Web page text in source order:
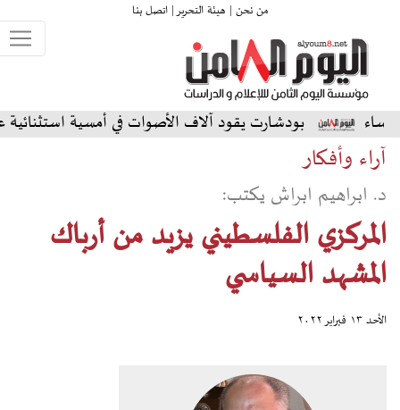
من نحن | هيئة التحرير |اتصل بنا
يقود آلاف الأصوات في أمسية استثنائية على المسرح
آراء وأفكار
د. ابراهيم ابراش يكتب:
المركزي الفلسطيني يزيد من أرباك
المشهد السياسي
الأحد ١٣ فبراير ٢٠٢٢